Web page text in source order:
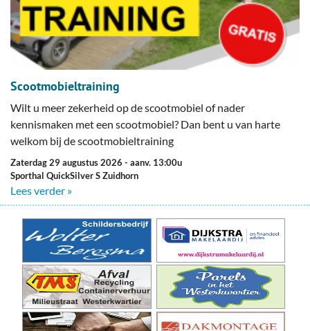
Scootmobieltraining
Wilt u meer zekerheid op de scootmobiel of nader
kennismaken met een scootmobiel? Dan bent u van harte
welkom bij de scootmobieltraining
zaterdag 29 augustus 2026 - aanv. 13:00u
Sporthal QuickSilver S Zuidhorn
Lees verder »